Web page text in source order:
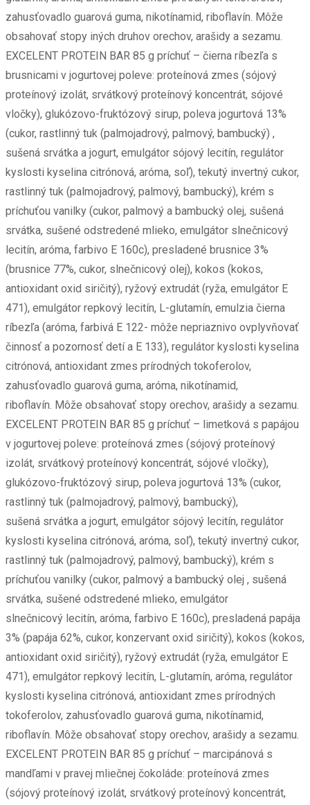
zahusťovadlo guarová guma, nikotínamid, riboflavín. Môže
obsahovať stopy iných druhov orechov, arašidy a sezamu.
EXCELENT PROTEIN BAR 85 g príchuť – čierna ríbezľa s
brusnicami v jogurtovej poleve: proteínová zmes (sójový
proteínový izolát, srvátkový proteínový koncentrát, sójové
vločky), glukózovo-fruktózový sirup, poleva jogurtová 13%
(cukor, rastlinný tuk (palmojadrový, palmový, bambucký) ,
sušená srvátka a jogurt, emulgátor sójový lecitín, regulátor
kyslosti kyselina citrónová, aróma, soľ), tekutý invertný cukor,
rastlinný tuk (palmojadrový, palmový, bambucký), krém s
príchuťou vanilky (cukor, palmový a bambucký olej, sušená
srvátka, sušené odstredené mlieko, emulgátor slnečnicový
lecitín, aróma, farbivo E 160c), presladené brusnice 3%
(brusnice 77%, cukor, slnečnicový olej), kokos (kokos,
antioxidant oxid siričitý), ryžový extrudát (ryža, emulgátor E
471), emulgátor repkový lecitín, L-glutamín, emulzia čierna
ríbezľa (aróma, farbivá E 122- môže nepriaznivo ovplyvňovať
činnosť a pozornosť detí a E 133), regulátor kyslosti kyselina
citrónová, antioxidant zmes prírodných tokoferolov,
zahusťovadlo guarová guma, aróma, nikotínamid,
riboflavín. Môže obsahovať stopy orechov, arašidy a sezamu.
EXCELENT PROTEIN BAR 85 g príchuť – limetková s papájou
v jogurtovej poleve: proteínová zmes (sójový proteínový
izolát, srvátkový proteínový koncentrát, sójové vločky),
glukózovo-fruktózový sirup, poleva jogurtová 13% (cukor,
rastlinný tuk (palmojadrový, palmový, bambucký),
sušená srvátka a jogurt, emulgátor sójový lecitín, regulátor
kyslosti kyselina citrónová, aróma, soľ), tekutý invertný cukor,
rastlinný tuk (palmojadrový, palmový, bambucký), krém s
príchuťou vanilky (cukor, palmový a bambucký olej , sušená
srvátka, sušené odstredené mlieko, emulgátor
slnečnicový lecitín, aróma, farbivo E 160c), presladená papája
3% (papája 62%, cukor, konzervant oxid siričitý), kokos (kokos,
antioxidant oxid siričitý), ryžový extrudát (ryža, emulgátor E
471), emulgátor repkový lecitín, L-glutamín, aróma, regulátor
kyslosti kyselina citrónová, antioxidant zmes prírodných
tokoferolov, zahusťovadlo guarová guma, nikotínamid,
riboflavín. Môže obsahovať stopy orechov, arašidy a sezamu.
EXCELENT PROTEIN BAR 85 g príchuť – marcipánová s
mandľami v pravej mliečnej čokoláde: proteínová zmes
(sójový proteínový izolát, srvátkový proteínový koncentrát,